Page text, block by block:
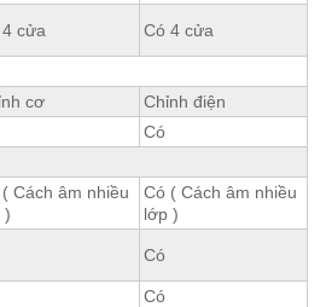
cửa Có 4 cửa
cơ
Chỉnh điện
Có
Cách âm nhiều
)
Có ( Cách âm nhiều
lớp )
Có
Có